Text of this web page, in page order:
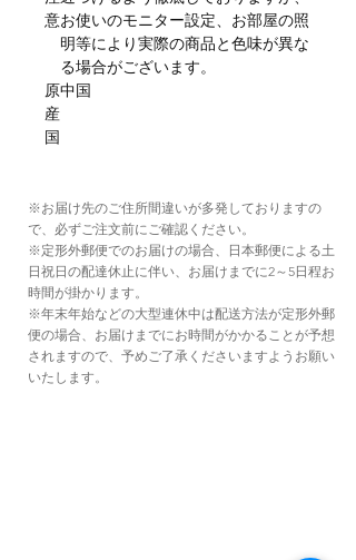
意お使いのモニター設定、お部屋の照
明等により実際の商品と色味が異な
る場合がございます。
原
産
国
中国
※お届け先のご住所間違いが多発しておりますの
で、必ずご注文前にご確認ください。
※定形外郵便でのお届けの場合、日本郵便による土
日祝日の配達休止に伴い、お届けまでに2～5日程お
時間が掛かります。
※年末年始などの大型連休中は配送方法が定形外郵
便の場合、お届けまでにお時間がかかることが予想
されますので、予めご了承くださいますようお願い
いたします。